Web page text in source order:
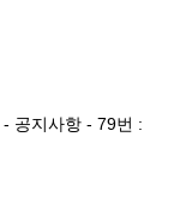
공지사항 - 79번 :